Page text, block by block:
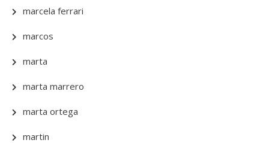
marcela ferrari
marcos
marta
marta marrero
marta ortega
martin